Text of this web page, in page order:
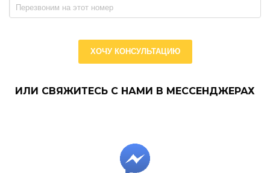
ХОЧУ КОНСУЛЬТАЦИЮ
ИЛИ СВЯЖИТЕСЬ С НАМИ В МЕССЕНДЖЕРАХ